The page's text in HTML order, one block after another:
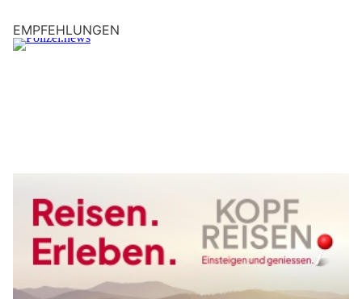
EMPFEHLUNGEN